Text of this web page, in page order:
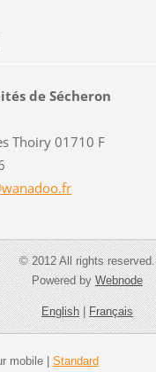
de Sécheron
Thoiry 01710 F
anadoo.fr
© 2012 All rights reserved.
Powered byWebnode
English|Français
mobile| Standard